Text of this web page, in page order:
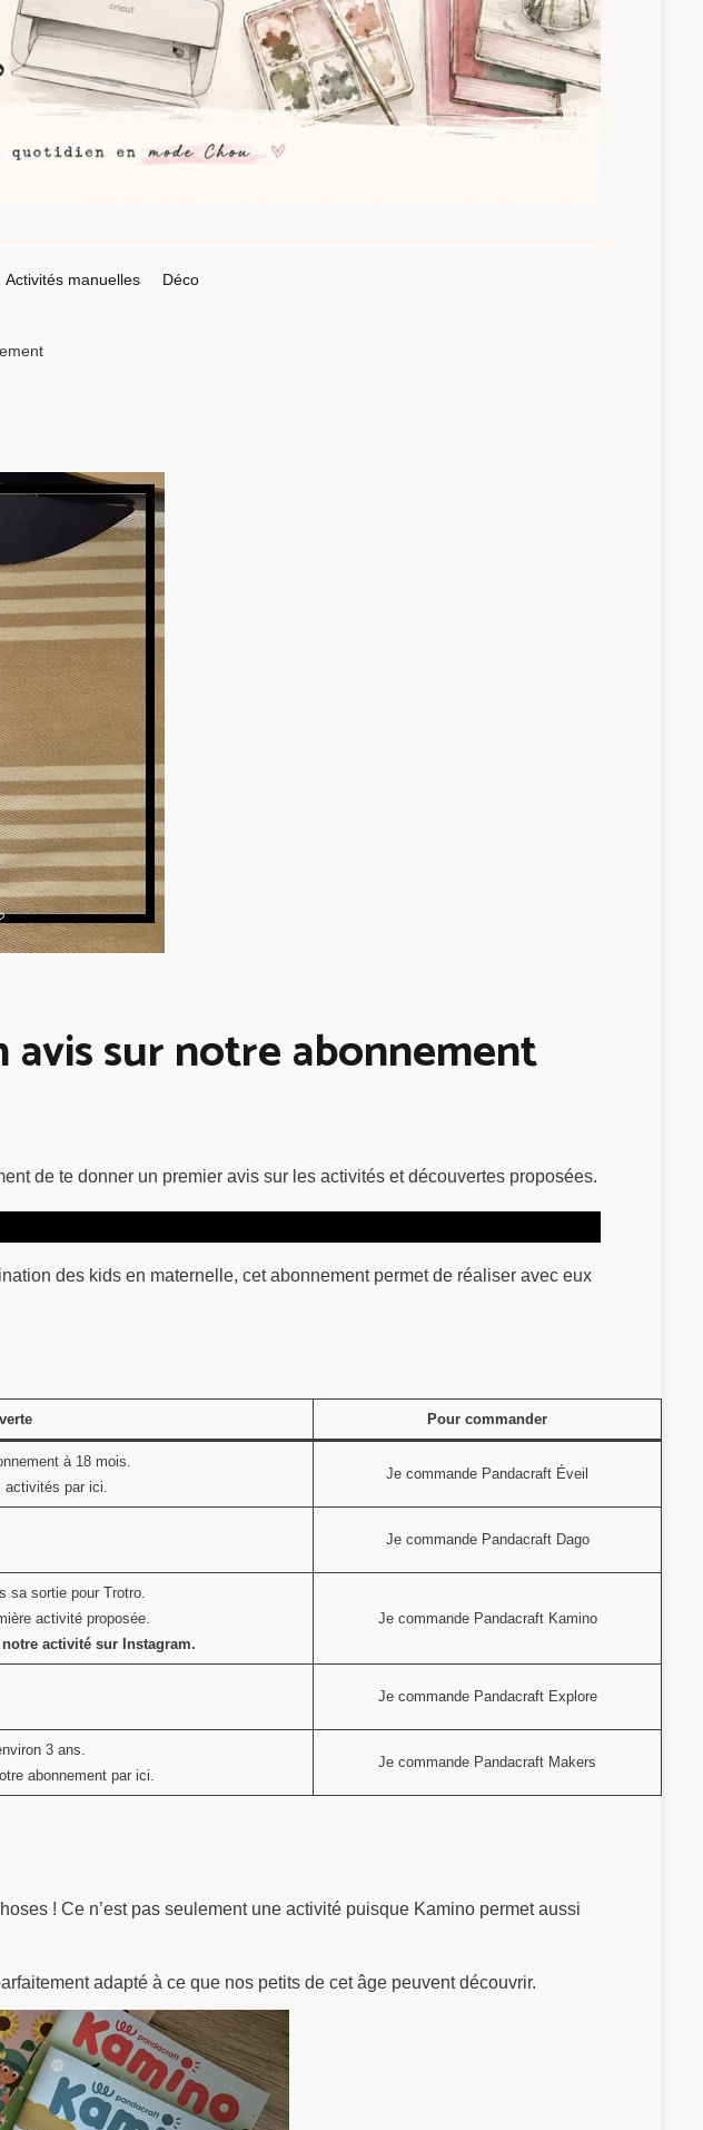
Activités manuelles Déco
avis sur notre abonnement
de te donner un premier avis sur les activités et découvertes proposées.
des kids en maternelle, cet abonnement permet de réaliser avec eux
Pour commander
à 18 mois.
activités par ici.
Je commande Pandacraft Éveil
Je commande Pandacraft Dago
sa sortie pour Trotro.
activité proposée.
activité sur Instagram.
Je commande Pandacraft Kamino
Je commande Pandacraft Explore
3 ans.
abonnement par ici.
Je commande Pandacraft Makers
! Ce n’est pas seulement une activité puisque Kamino permet aussi
adapté à ce que nos petits de cet âge peuvent découvrir.